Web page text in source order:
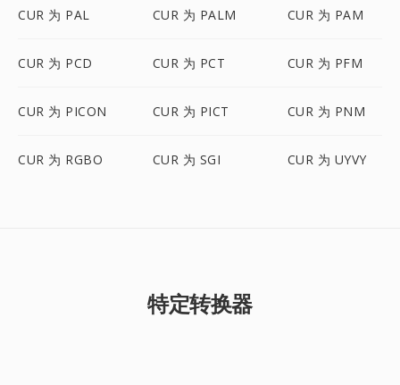
CUR 为 PAL CUR 为 PALM CUR 为 PAM
CUR 为 PCD CUR 为 PCT CUR 为 PFM
CUR 为 PICON CUR 为 PICT CUR 为 PNM
CUR 为 RGBO CUR 为 SGI CUR 为 UYVY
特定转换器